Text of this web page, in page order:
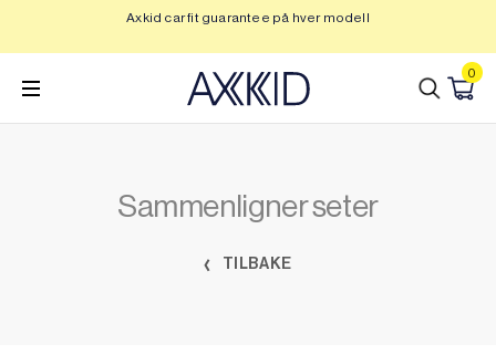
innhold
Axkid car fit guarantee på hver modell
0
Sammenligner seter
TILBAKE